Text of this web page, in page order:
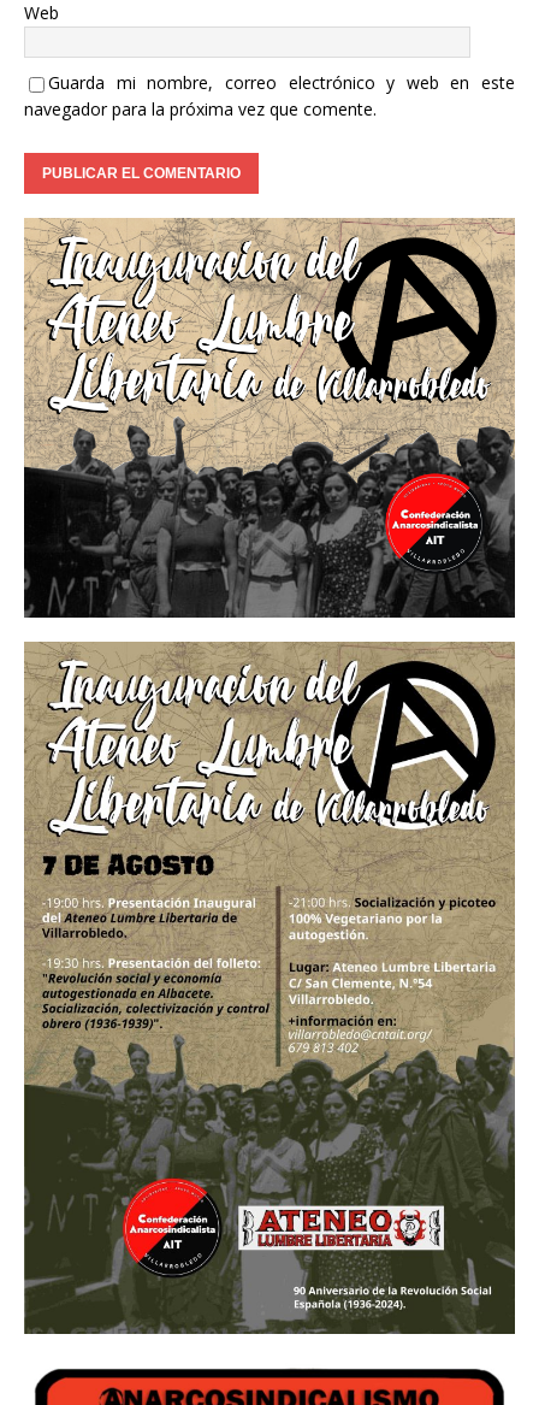
Web
Guarda mi nombre, correo electrónico y web en este
navegador para la próxima vez que comente.